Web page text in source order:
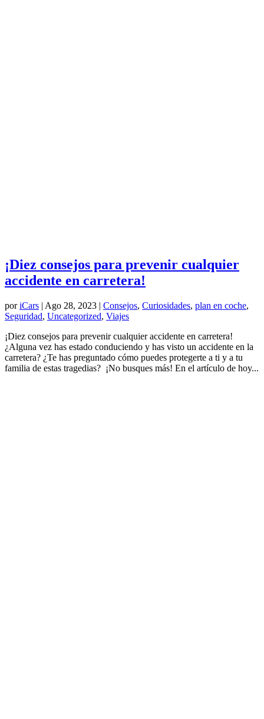
¡Diez consejos para prevenir cualquier
accidente en carretera!
poriCars | Ago 28, 2023 | Consejos, Curiosidades, plan en coche,
Seguridad, Uncategorized, Viajes
¡Diez consejos para prevenir cualquier accidente en carretera!
¿Alguna vez has estado conduciendo y has visto un accidente en la
carretera? ¿Te has preguntado cómo puedes protegerte a ti y a tu
familia de estas tragedias? ¡No busques más! En el artículo de hoy...